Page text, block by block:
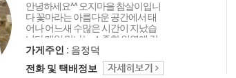
안녕하세요^^ 오지마을 참살이입니
다 꽃마라는 아름다운 공간에서 태
어나 어느새 수많은 시간이 지났습
니다 매일 만나는 소중한 인연에 감
사드리며 오늘도 좋은 상품 감사의
마음을 담아 행복 미소로 전해드립
니다 함께해 주셔서 고맙습니다 ^_^
가게주인 : 음정덕
전화 및 택배정보